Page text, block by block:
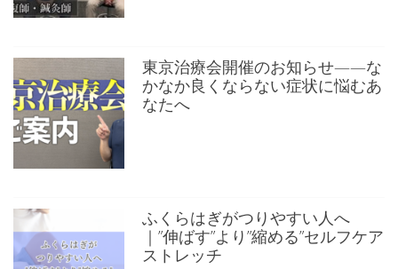
東京治療会開催のお知らせ——な
かなか良くならない症状に悩むあ
なたへ
ふくらはぎがつりやすい人へ
｜”伸ばす”より”縮める”セルフケア
ストレッチ